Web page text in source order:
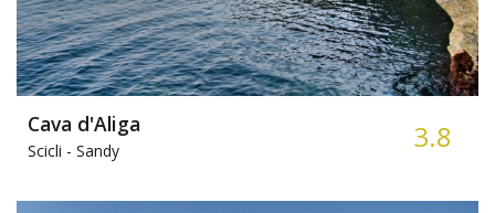
Cava d'Aliga
Scicli - Sandy 3.8